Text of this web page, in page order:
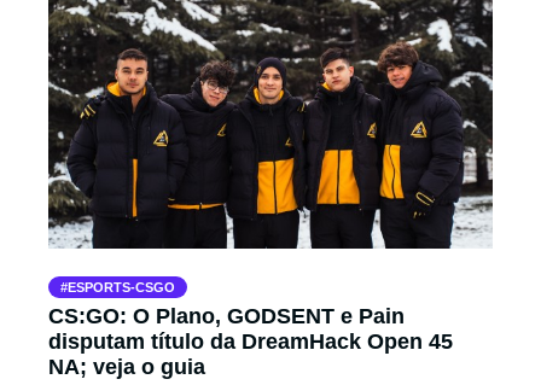
ESPORTS-CSGO
CS:GO: O Plano, GODSENT e Pain
disputam título da DreamHack Open 45
NA; veja o guia